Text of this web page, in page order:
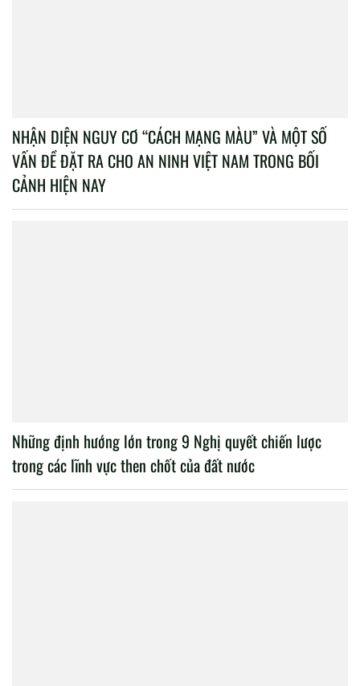
NHẬN DIỆN NGUY CƠ “CÁCH MẠNG MÀU” VÀ MỘT SỐ
VẤN ĐỀ ĐẶT RA CHO AN NINH VIỆT NAM TRONG BỐI
CẢNH HIỆN NAY
Những định hướng lớn trong 9 Nghị quyết chiến lược
trong các lĩnh vực then chốt của đất nước